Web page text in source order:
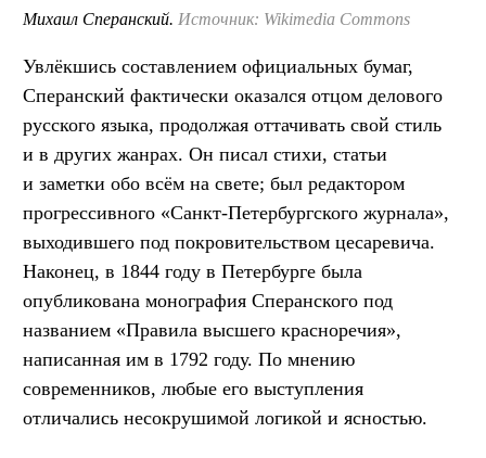
Михаил Сперанский. Источник: Wikimedia Commons
Увлёкшись составлением официальных бумаг,
Сперанский фактически оказался отцом делового
русского языка, продолжая оттачивать свой стиль
и в других жанрах. Он писал стихи, статьи
и заметки обо всём на свете; был редактором
прогрессивного «Санкт-Петербургского журнала»,
выходившего под покровительством цесаревича.
Наконец, в 1844 году в Петербурге была
опубликована монография Сперанского под
названием «Правила высшего красноречия»,
написанная им в 1792 году. По мнению
современников, любые его выступления
отличались несокрушимой логикой и ясностью.